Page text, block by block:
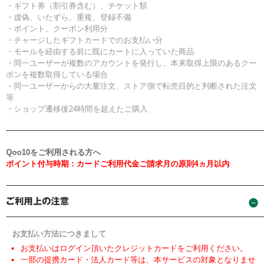
・ギフト券（割引券含む）、チケット類
・虚偽、いたずら、重複、登録不備
・ポイント、クーポン利用分
・チャージしたギフトカードでのお支払い分
・モールを経由する前に既にカートに入っていた商品
・同一ユーザーが複数のアカウントを発行し、本来取得上限のあるクー
ポンを複数取得している場合
・同一ユーザーからの大量注文、ストア側で転売目的と判断された注文
等
・ショップ遷移後24時間を超えたご購入
Qoo10をご利用される方へ
ポイント付与時期：カードご利用代金ご請求月の原則4ヵ月以内
お支払い方法につきまして
お支払いはログイン頂いたクレジットカードをご利用ください。
一部の提携カード・法人カード等は、本サービスの対象となりませ